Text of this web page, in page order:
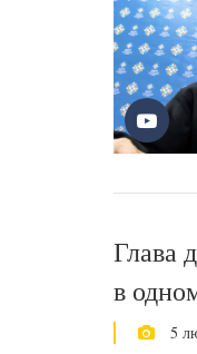
Глава
в
5